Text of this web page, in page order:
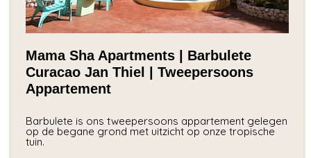
Mama Sha Apartments | Barbulete
Curacao Jan Thiel | Tweepersoons
Appartement
Barbulete is ons tweepersoons appartement gelegen
op de begane grond met uitzicht op onze tropische
tuin.